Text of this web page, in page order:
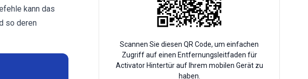
kann das
so deren
Scannen Sie diesen QR Code, um einfachen
Zugriff auf einen Entfernungsleitfaden für
Activator Hintertür auf Ihrem mobilen Gerät zu
haben.